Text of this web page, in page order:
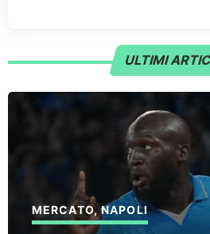
ULTIMI
MERCATO,NAPOLI